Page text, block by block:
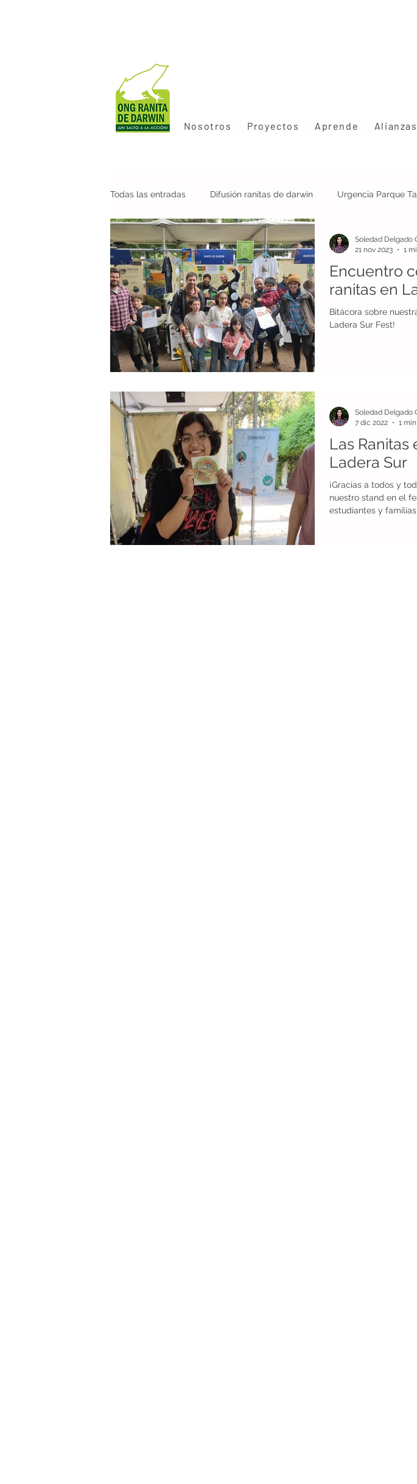
Nosotros Proyectos Aprende
Todas las entradas Difusión ranitas de darwin Urgencia Parque
Colaboraciones Nueva población Estrategia Rhinoderma
Publicaciones anfibios chilenos Conservación de tierras
Plan RECOGE Ranitas de Darwin Reconocimientos
Ferias ambientales agroecologia economía circular
Encuentro
ranitas en
Bitácora sobre
Ladera Sur Fest!
Soledad Delgado
21 nov 2023
1
Las Ranitas
Ladera Sur
¡Gracias a todos y
nuestro stand en el
estudiantes y
Soledad Delgado
7 dic 2022
1